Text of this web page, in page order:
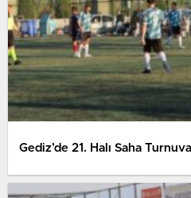
Gediz’de 21. Halı Saha